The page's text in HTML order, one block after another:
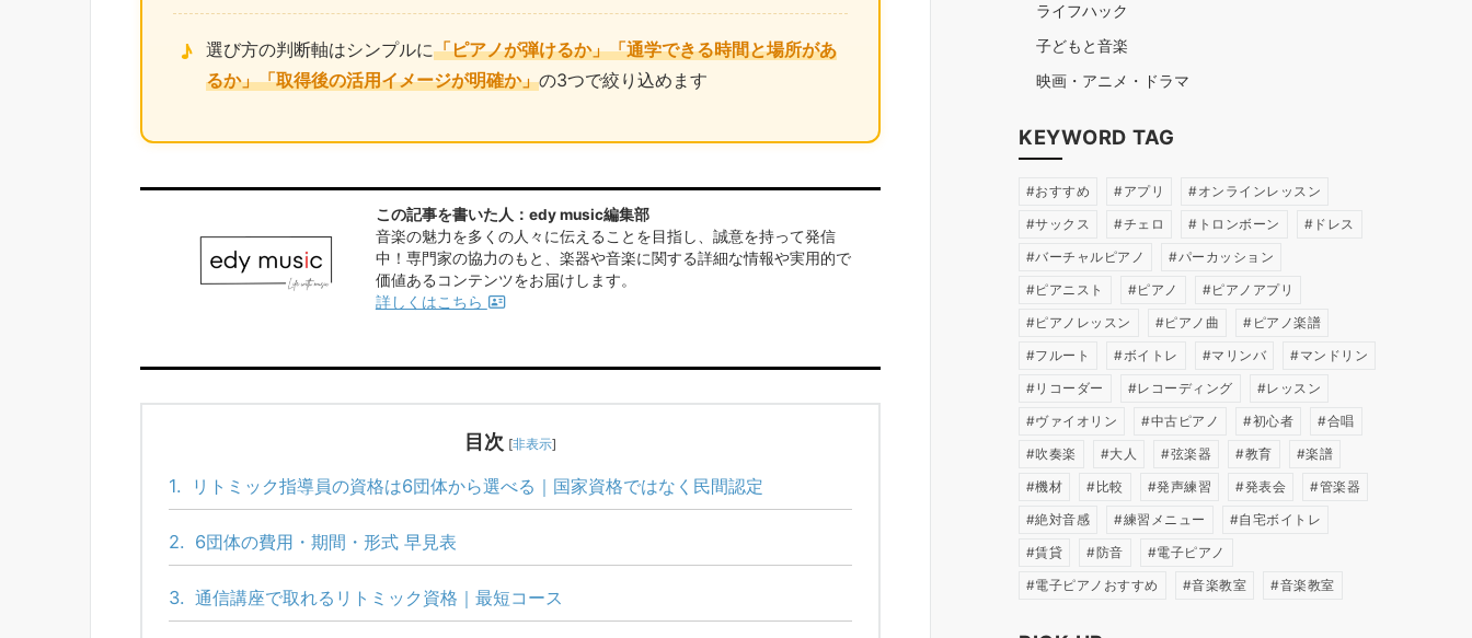
選び方の判断軸はシンプルに「ピアノが弾けるか」「通学できる時間と場所があ
るか」「取得後の活用イメージが明確か」の3つで絞り込めます
この記事を書いた人：edy music編集部
音楽の魅力を多くの人々に伝えることを目指し、誠意を持って発信
中！専門家の協力のもと、楽器や音楽に関する詳細な情報や実用的で
価値あるコンテンツをお届けします。
詳しくはこちら
目次 [非表示]
1. リトミック指導員の資格は6団体から選べる｜国家資格ではなく民間認定
2. 6団体の費用・期間・形式 早見表
3. 通信講座で取れるリトミック資格｜最短コース
ライフハック
子どもと音楽
映画・アニメ・ドラマ
KEYWORD TAG
おすすめ アプリ
オンラインレッスン
サックス
チェロ トロンボーン
ドレス
バーチャルピアノ
パーカッション
ピアニスト
ピアノ
ピアノアプリ
ピアノレッスン
ピアノ曲
ピアノ楽譜
フルート
ボイトレ マリンバ
マンドリン
リコーダー
レコーディング
レッスン
ヴァイオリン
中古ピアノ 初心者
合唱
吹奏楽
大人 弦楽器 教育
楽譜
機材
比較 発声練習 発表会
管楽器
絶対音感
練習メニュー
自宅ボイトレ
賃貸
防音
電子ピアノ
電子ピアノおすすめ
音楽教室 音楽教室